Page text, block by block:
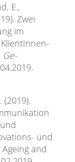
E.,
Zwei
im
Ge-
(2019).
und
and